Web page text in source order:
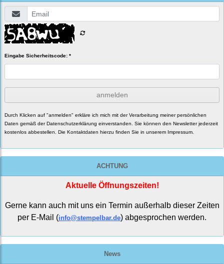
Eingabe Sicherheitscode: *
anmelden
Durch Klicken auf "anmelden" erkläre ich mich mit der Verarbeitung meiner persönlichen
Daten gemäß der Datenschutzerklärung einverstanden. Sie können den Newsletter jederzeit
kostenlos abbestellen. Die Kontaktdaten hierzu finden Sie in unserem Impressum.
ACHTUNG
Aktuelle Öffnungszeiten!
Gerne kann auch mit uns ein Termin außerhalb dieser Zeiten
per E-Mail (info@stempelbar.de) abgesprochen werden.
News